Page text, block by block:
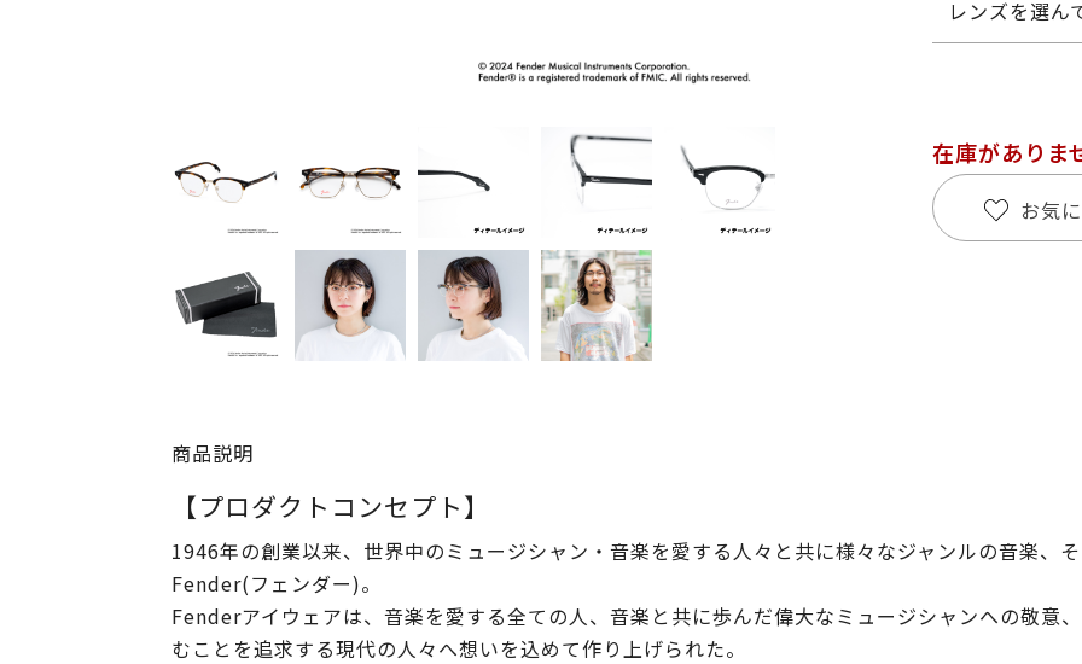
レンズを選ん
在庫がありま
お気
商品説明
【プロダクトコンセプト】
1946年の創業以来、世界中のミュージシャン・音楽を愛する人々と共に様々なジャンルの音楽、
Fender(フェンダー)。
Fenderアイウェアは、音楽を愛する全ての人、音楽と共に歩んだ偉大なミュージシャンへの敬意
むことを追求する現代の人々へ想いを込めて作り上げられた。